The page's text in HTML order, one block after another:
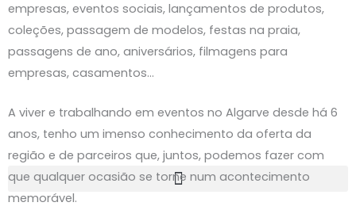
empresas, eventos sociais, lançamentos de produtos,
coleções, passagem de modelos, festas na praia,
passagens de ano, aniversários, filmagens para
empresas, casamentos…
A viver e trabalhando em eventos no Algarve desde há 6
anos, tenho um imenso conhecimento da oferta da
região e de parceiros que, juntos, podemos fazer com
que qualquer ocasião se torne num acontecimento
memorável.